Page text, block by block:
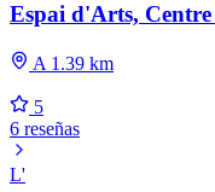
Espai d'Arts,
A 1.39 km
5
6 reseñas
L'